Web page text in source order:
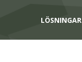
LÖSNINGAR